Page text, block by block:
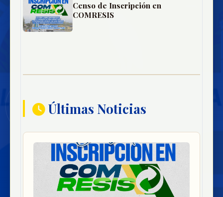
Censo de Inscripción en
COMRESIS
Últimas Noticias